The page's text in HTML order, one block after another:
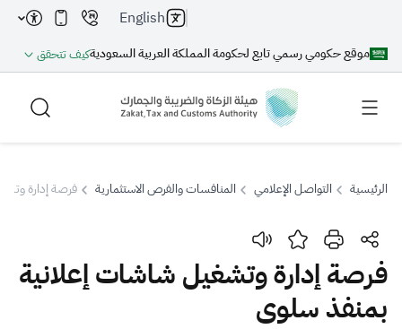
موقع حكومي رسمي تابع لحكومة المملكة العربية السعوديةكيف تتحقق
English
بحث
بحث بحث AI
الرئيسية التواصل الإعلامي المنافسات والفرص الاستثمارية فرصة إدارة
فرصة إدارة وتشغيل شاشات إعلانية
بمنفذ سلوى